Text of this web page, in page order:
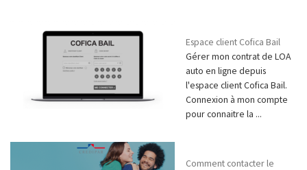
Espace client Cofica Bail
Gérer mon contrat de LOA
auto en ligne depuis
l'espace client Cofica Bail.
Connexion à mon compte
pour connaitre la ...
Comment contacter le